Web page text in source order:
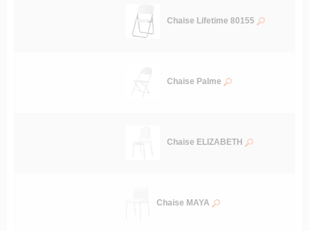
Chaise Lifetime 80155
Chaise Palme
Chaise ELIZABETH
Chaise MAYA